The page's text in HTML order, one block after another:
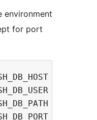
environment
for port